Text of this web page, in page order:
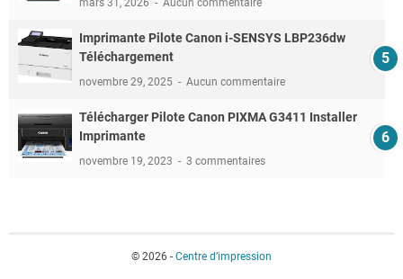
mars 31, 2026 Aucun commentaire
Imprimante Pilote Canon i-SENSYS LBP236dw
Téléchargement
novembre 29, 2025 Aucun commentaire
Télécharger Pilote Canon PIXMA G3411 Installer
Imprimante
novembre 19, 2023 3 commentaires
© 2026 - Centre d’impression